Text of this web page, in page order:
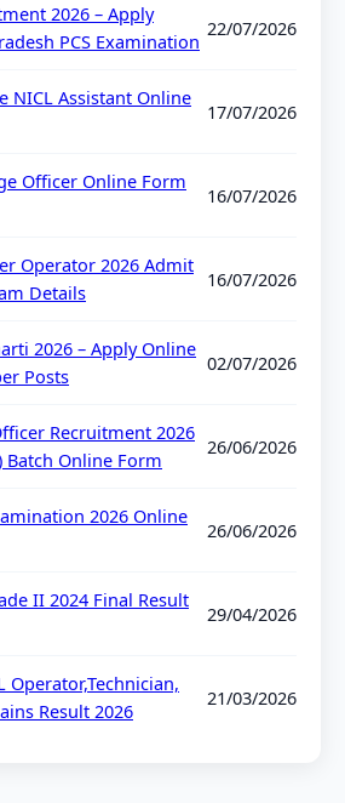
2026 – Apply
PCS Examination
22/07/2026
NICL Assistant Online
17/07/2026
Officer Online Form
16/07/2026
Operator 2026 Admit
Details
16/07/2026
2026 – Apply Online
Posts
02/07/2026
Recruitment 2026
Batch Online Form
26/06/2026
2026 Online
26/06/2026
II 2024 Final Result
29/04/2026
Operator,Technician,
Result 2026
21/03/2026